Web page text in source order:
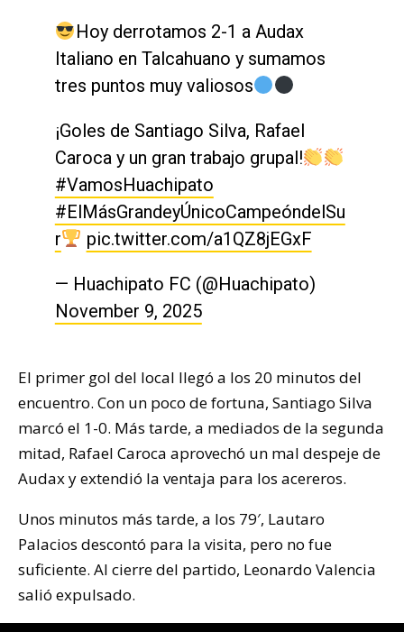
Hoy derrotamos 2-1 a Audax
Italiano en Talcahuano y sumamos
tres puntos muy valiosos
¡Goles de Santiago Silva, Rafael
Caroca y un gran trabajo grupal!
#VamosHuachipato
#ElMásGrandeyÚnicoCampeóndelSu
r
pic.twitter.com/a1QZ8jEGxF
— Huachipato FC (@Huachipato)
November 9, 2025
El primer gol del local llegó a los 20 minutos del
encuentro. Con un poco de fortuna, Santiago Silva
marcó el 1-0. Más tarde, a mediados de la segunda
mitad, Rafael Caroca aprovechó un mal despeje de
Audax y extendió la ventaja para los acereros.
Unos minutos más tarde, a los 79′, Lautaro
Palacios descontó para la visita, pero no fue
suficiente. Al cierre del partido, Leonardo Valencia
salió expulsado.